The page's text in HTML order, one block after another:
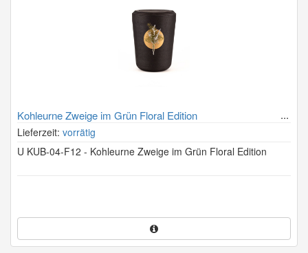
Kohleurne Zweige im Grün Floral Edition
Lieferzeit: vorrätig
U KUB-04-F12 - Kohleurne Zweige im Grün Floral Edition